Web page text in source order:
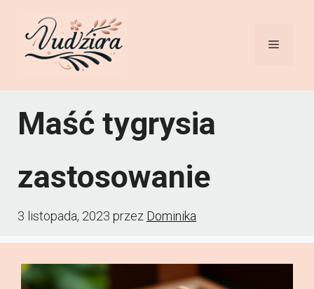
treści
Menu
Maść tygrysia
zastosowanie
3 listopada, 2023 przez Dominika